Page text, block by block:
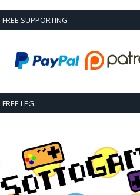
FREE SUPPORTING
FREE LEG